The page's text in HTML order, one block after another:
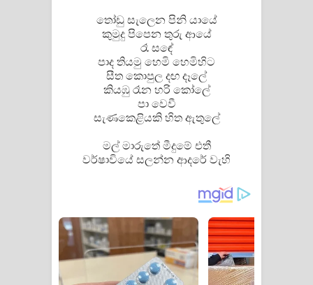
තෝඩු සැලෙන පිනි යායේ
කුමුදු පිපෙන තුරු ආයේ
රෑ සඳේ
පාද තියමු හෙමි හෙමිහිට
සීත කොපුල දඟ දෑලේ
කියඹු රෑන හරි කෝලේ
පා වෙවී
සැණකෙළියකි හිත ඇතුලේ
මල් මාරුතේ මීදුමේ එතී
වර්ෂාවියේ සලන්න ආදරේ වැහි